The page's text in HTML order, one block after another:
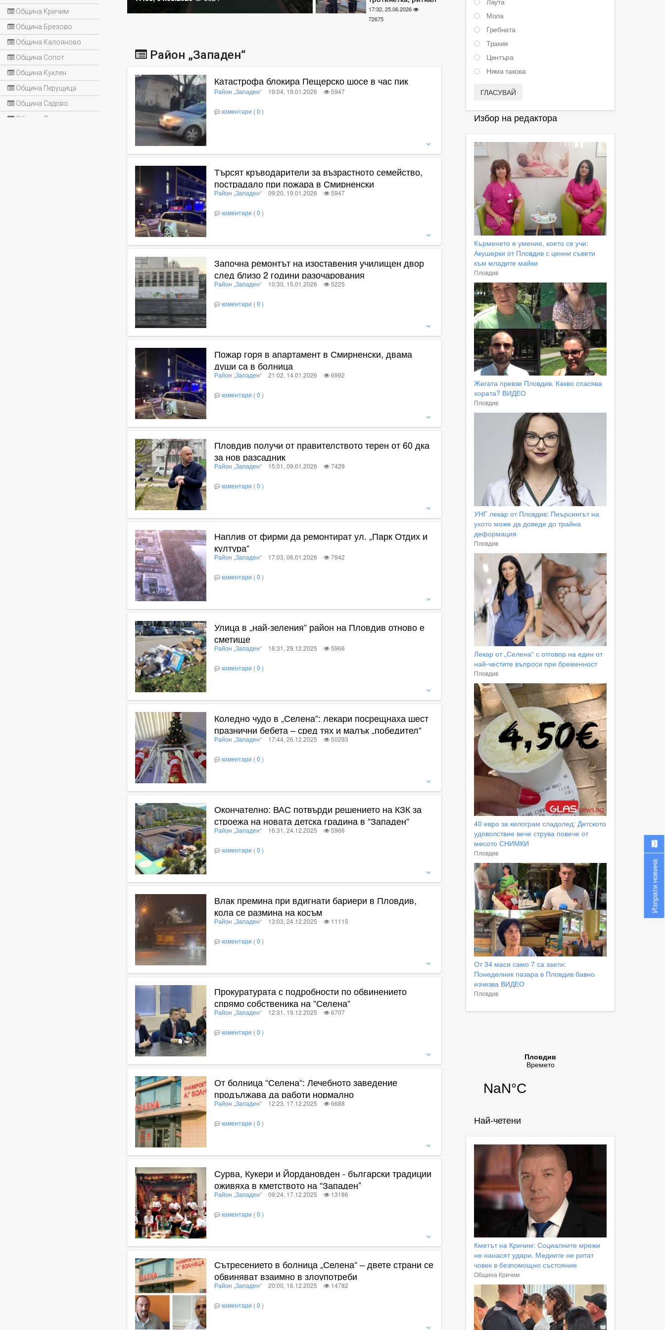
Община Кричим
Община Брезово
Община Калояново
Община Сопот
Община Куклен
Община Перущица
Община Садово
Община Лъки
баща на Гребната
база
17:32, 25.06.2026
72675
Район „Западен“
Катастрофа блокира Пещерско шосе в час пик
Район „Западен“ 19:04, 19.01.2026 5947
коментари ( 0 )
Търсят кръводарители за възрастното семейство,
пострадало при пожара в Смирненски
Район „Западен“ 09:20, 19.01.2026 5947
коментари ( 0 )
Започна ремонтът на изоставения училищен двор
след близо 2 години разочарования
Район „Западен“ 10:30, 15.01.2026 5225
коментари ( 0 )
Пожар горя в апартамент в Смирненски, двама
души са в болница
Район „Западен“ 21:02, 14.01.2026 6992
коментари ( 0 )
Пловдив получи от правителството терен от 60 дка
за нов разсадник
Район „Западен“ 15:01, 09.01.2026 7429
коментари ( 0 )
Наплив от фирми да ремонтират ул. „Парк Отдих и
култура“
Район „Западен“ 17:03, 06.01.2026 7942
коментари ( 0 )
Улица в „най-зеления“ район на Пловдив отново е
сметище
Район „Западен“ 16:31, 29.12.2025 5966
коментари ( 0 )
Коледно чудо в „Селена“: лекари посрещнаха шест
празнични бебета – сред тях и малък „победител“
Район „Западен“ 17:44, 26.12.2025 50293
коментари ( 0 )
Окончателно: ВАС потвърди решението на КЗК за
строежа на новата детска градина в “Западен“
Район „Западен“ 16:31, 24.12.2025 5966
коментари ( 0 )
Влак премина при вдигнати бариери в Пловдив,
кола се размина на косъм
Район „Западен“ 13:03, 24.12.2025 11115
коментари ( 0 )
Прокуратурата с подробности по обвинението
спрямо собственика на “Селена“
Район „Западен“ 12:31, 19.12.2025 6707
коментари ( 0 )
От болница “Селена“: Лечебното заведение
продължава да работи нормално
Район „Западен“ 12:23, 17.12.2025 6688
коментари ( 0 )
Сурва, Кукери и Йордановден - български традиции
оживяха в кметството на “Западен”
Район „Западен“ 09:24, 17.12.2025 13186
коментари ( 0 )
Сътресението в болница „Селена“ – двете страни се
обвиняват взаимно в злоупотреби
Район „Западен“ 20:00, 16.12.2025 14782
коментари ( 0 )
Мола
Гребната
Тракия
Центъра
Няма такова
ГЛАСУВАЙ
Избор на редактора
Кърменето е умение, което се учи:
Акушерки от Пловдив с ценни съвети
към младите майки
Пловдив
Жегата превзе Пловдив. Какво спасява
хората? ВИДЕО
Пловдив
УНГ лекар от Пловдив: Пиърсингът на
ухото може да доведе до трайна
деформация
Пловдив
Лекар от „Селена“ с отговор на един от
най-честите въпроси при бременност
Пловдив
40 евро за килограм сладолед: Детското
удоволствие вече струва повече от
месото СНИМКИ
Пловдив
От 34 маси само 7 са заети:
Понеделник пазара в Пловдив бавно
изчезва ВИДЕО
Пловдив
Най-четени
Кметът на Кричим: Социалните мрежи
не нанасят удари. Медиите не ритат
човек в безпомощно състояние
Община Кричим
Изпрати новина